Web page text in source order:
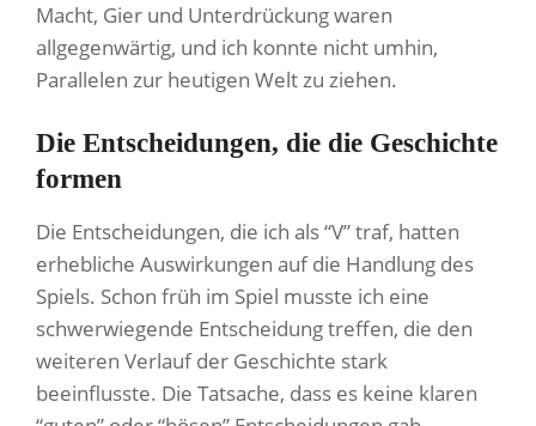
Macht, Gier und Unterdrückung waren
allgegenwärtig, und ich konnte nicht umhin,
Parallelen zur heutigen Welt zu ziehen.
Die Entscheidungen, die die Geschichte
formen
Die Entscheidungen, die ich als “V” traf, hatten
erhebliche Auswirkungen auf die Handlung des
Spiels. Schon früh im Spiel musste ich eine
schwerwiegende Entscheidung treffen, die den
weiteren Verlauf der Geschichte stark
beeinflusste. Die Tatsache, dass es keine klaren